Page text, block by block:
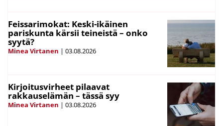
Feissarimokat: Keski-ikäinen
pariskunta kärsii teineistä – onko
syytä?
Minea Virtanen | 03.08.2026
Kirjoitusvirheet pilaavat
rakkauselämän – tässä syy
Minea Virtanen | 03.08.2026